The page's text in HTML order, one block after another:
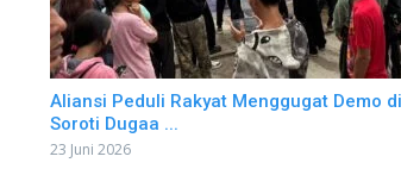
Aliansi Peduli Rakyat Menggugat Demo di
Soroti Dugaa ...
23 Juni 2026